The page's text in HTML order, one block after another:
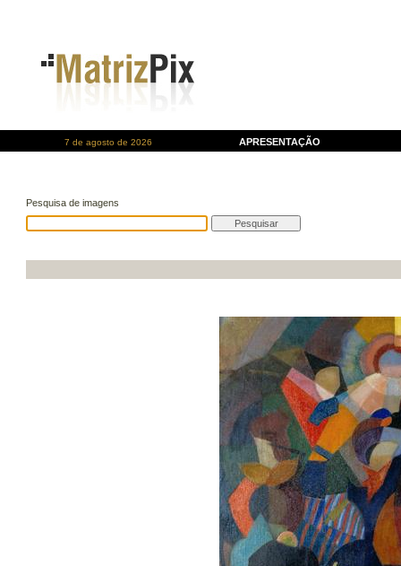
7 de agosto de 2026 APRESENTAÇÃO
Pesquisa de imagens